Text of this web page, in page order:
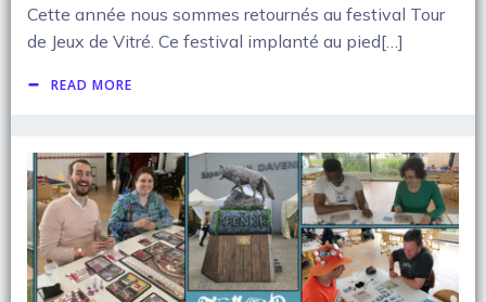
Cette année nous sommes retournés au festival Tour
de Jeux de Vitré. Ce festival implanté au pied[…]
READ MORE